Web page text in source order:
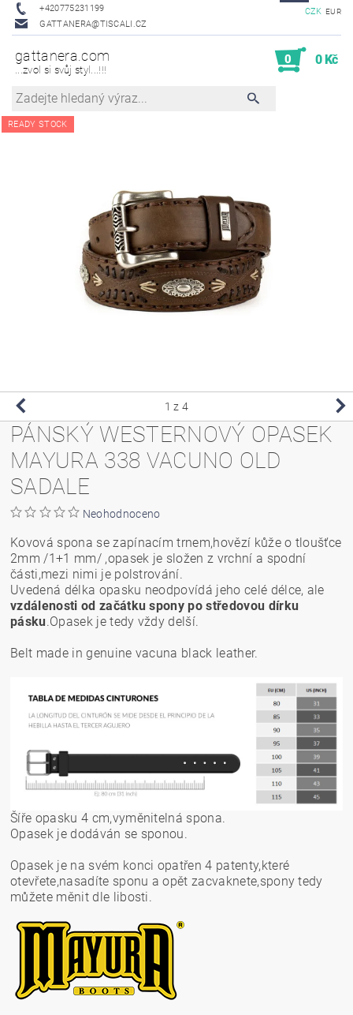
+420775231199
GATTANERA@TISCALI.CZ
CZK EUR
gattanera.com
...zvol si svůj styl...!!!
0 0 Kč
READY STOCK
1 z 4
PÁNSKÝ WESTERNOVÝ OPASEK
MAYURA 338 VACUNO OLD
SADALE
Neohodnoceno
Kovová spona se zapínacím trnem,hovězí kůže o tloušťce
2mm /1+1 mm/ ,opasek je složen z vrchní a spodní
části,mezi nimi je polstrování.
Uvedená délka opasku neodpovídá jeho celé délce, ale
vzdálenosti od začátku spony po středovou dírku
pásku.Opasek je tedy vždy delší.
Belt made in genuine vacuna black leather.
Šíře opasku 4 cm,vyměnitelná spona.
Opasek je dodáván se sponou.
Opasek je na svém konci opatřen 4 patenty,které
otevřete,nasadíte sponu a opět zacvaknete,spony tedy
můžete měnit dle libosti.